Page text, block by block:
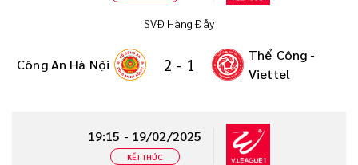
SVĐ Hàng Đẫy
Công An Hà Nội 2 - 1
Thể Công -
Viettel
19:15 - 19/02/2025
KẾT THÚC